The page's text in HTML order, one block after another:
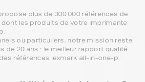
plus de 300 000 références de
les produits de votre imprimante
ou particuliers, notre mission reste
de 20 ans : le meilleur rapport qualité
références lexmark all-in-one-p.